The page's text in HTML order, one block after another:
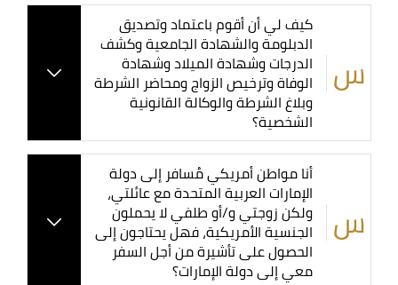
كيف لي أن أقوم باعتماد وتصديق
الدبلومة والشهادة الجامعية وكشف
الدرجات وشهادة الميلاد وشهادة
الوفاة وترخيص الزواج ومحاضر الشرطة
وبلاغ الشرطة والوكالة القانونية
الشخصية؟
أنا مواطن أمريكي مُسافر إلى دولة
الإمارات العربية المتحدة مع عائلتي،
ولكن زوجتي و/أو طلفي لا يحملون
الجنسية الأمريكية، فهل يحتاجون إلى
الحصول على تأشيرة من أجل السفر
معي إلى دولة الإمارات؟